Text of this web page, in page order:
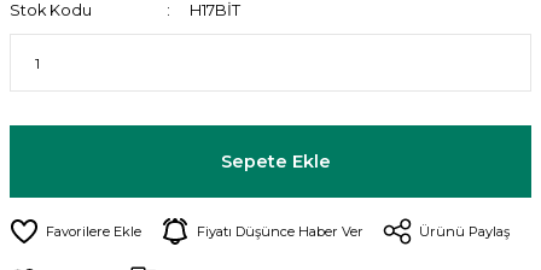
Stok Kodu
H17BİT
Sepete Ekle
Fiyatı Düşünce Haber Ver Ürünü Paylaş